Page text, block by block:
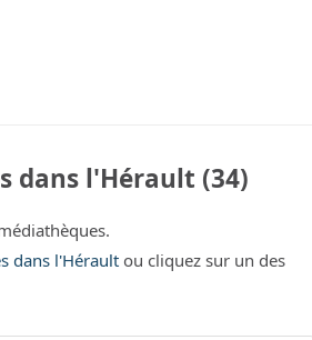
dans l'Hérault (34)
dans l'Hérault ou cliquez sur un des